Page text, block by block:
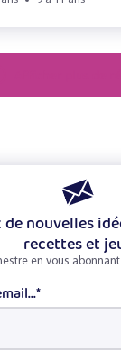
de nouvelles
recettes et
en vous
*